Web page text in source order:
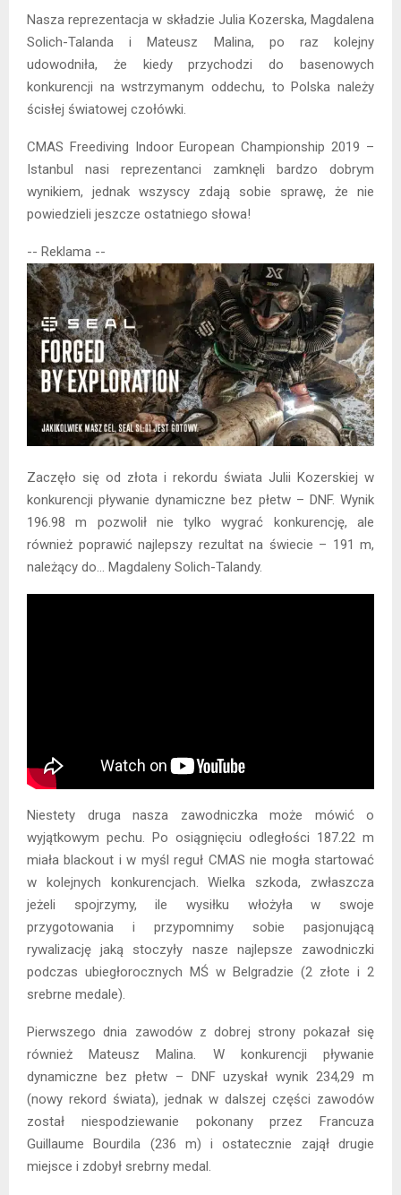
Nasza reprezentacja w składzie Julia Kozerska, Magdalena
Solich-Talanda i Mateusz Malina, po raz kolejny
udowodniła, że kiedy przychodzi do basenowych
konkurencji na wstrzymanym oddechu, to Polska należy
ścisłej światowej czołówki.
CMAS Freediving Indoor European Championship 2019 –
Istanbul nasi reprezentanci zamknęli bardzo dobrym
wynikiem, jednak wszyscy zdają sobie sprawę, że nie
powiedzieli jeszcze ostatniego słowa!
-- Reklama --
Zaczęło się od złota i rekordu świata Julii Kozerskiej w
konkurencji pływanie dynamiczne bez płetw – DNF. Wynik
196.98 m pozwolił nie tylko wygrać konkurencję, ale
również poprawić najlepszy rezultat na świecie – 191 m,
należący do… Magdaleny Solich-Talandy.
Niestety druga nasza zawodniczka może mówić o
wyjątkowym pechu. Po osiągnięciu odległości 187.22 m
miała blackout i w myśl reguł CMAS nie mogła startować
w kolejnych konkurencjach. Wielka szkoda, zwłaszcza
jeżeli spojrzymy, ile wysiłku włożyła w swoje
przygotowania i przypomnimy sobie pasjonującą
rywalizację jaką stoczyły nasze najlepsze zawodniczki
podczas ubiegłorocznych MŚ w Belgradzie (2 złote i 2
srebrne medale).
Pierwszego dnia zawodów z dobrej strony pokazał się
również Mateusz Malina. W konkurencji pływanie
dynamiczne bez płetw – DNF uzyskał wynik 234,29 m
(nowy rekord świata), jednak w dalszej części zawodów
został niespodziewanie pokonany przez Francuza
Guillaume Bourdila (236 m) i ostatecznie zajął drugie
miejsce i zdobył srebrny medal.